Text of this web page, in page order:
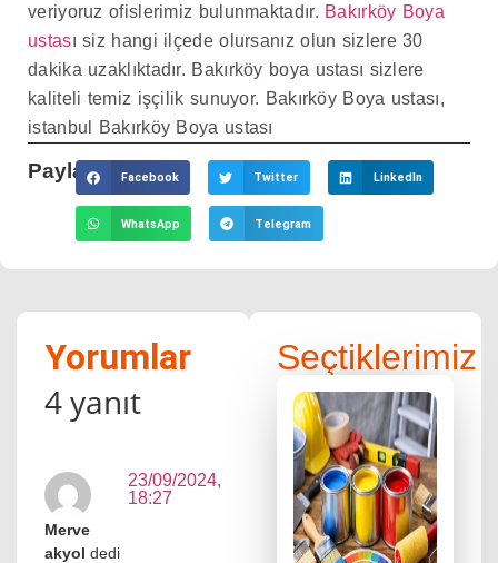
veriyoruz ofislerimiz bulunmaktadır. Bakırköy Boya
ustası siz hangi ilçede olursanız olun sizlere 30
dakika uzaklıktadır. Bakırköy boya ustası sizlere
kaliteli temiz işçilik sunuyor. Bakırköy Boya ustası,
istanbul Bakırköy Boya ustası
Paylaş: Facebook Twitter LinkedIn
WhatsApp Telegram
Yorumlar
4 yanıt
Merve
akyol dedi
23/09/2024,
18:27
Seçtiklerimiz